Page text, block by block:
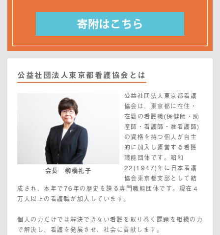
公益社団法人東京都看護協会とは
会長 柳橋礼子
公益社団法人東京都看護
協会は、東京都に在住・
在勤の看護職(保健師・助
産師・看護師・准看護師)
の資格を持つ個人が自主
的に加入し運営する看護
職能団体です。昭和
22(1947)年に日本看護
協会東京都支部として結
成され、本年で76年の歴史を誇る専門職能団体です。現在４
万人以上の看護職が加入しています。
個人の力だけでは解決できない看護を取り巻く課題を組織の力
で解決し、看護を発展させ、社会に貢献します。